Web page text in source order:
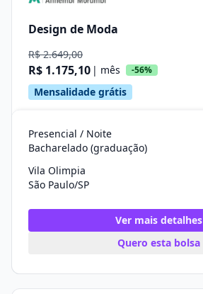
Design de Moda
R$ 2.649,00
R$ 1.175,10 | mês -56%
Mensalidade grátis
Presencial / Noite
Bacharelado (graduação)
Vila Olimpia
São Paulo/SP
Ver mais detalhes
Quero esta bolsa